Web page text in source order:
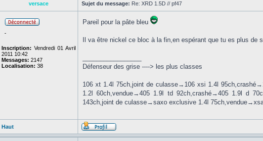
versace Sujet du message: Re: XRD 1.5D // pf47
-
Inscription: Vendredi 01 Avril
2011 10:42
Messages: 2147
Localisation: 38
Pareil pour la pâte bleu
Il va être nickel ce bloc à la fin,en espérant que tu es plus de
Défenseur des grise ----> les plus classes
106 xt 1.4l 75ch,joint de culasse→106 xsi 1.4l
1.2l 60ch,vendue→405 1.9l td 92ch,crashé→405 1.9l d
143ch,joint de culasse→saxo exclusive 1.4l
Haut